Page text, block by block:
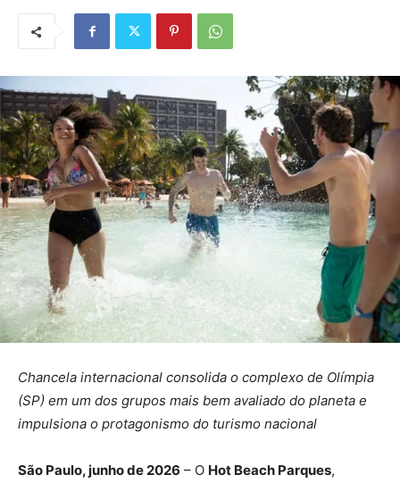
Chancela internacional consolida o complexo de Olímpia
(SP) em um dos grupos mais bem avaliado do planeta e
impulsiona o protagonismo do turismo nacional
São Paulo,junho de 2026 – O Hot Beach Parques,